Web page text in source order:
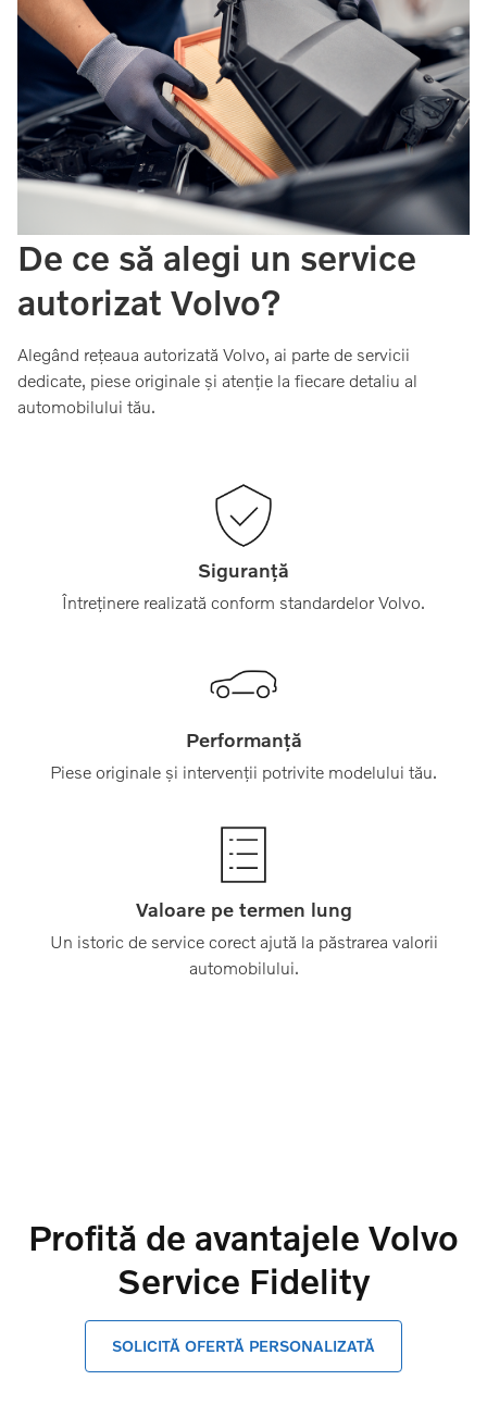
De ce să alegi un service
autorizat Volvo?
Alegând rețeaua autorizată Volvo, ai parte de servicii
dedicate, piese originale și atenție la fiecare detaliu al
automobilului tău.
Siguranță
Întreținere realizată conform standardelor Volvo.
Performanță
Piese originale și intervenții potrivite modelului tău.
Valoare pe termen lung
Un istoric de service corect ajută la păstrarea valorii
automobilului.
Profită de avantajele Volvo
Service Fidelity
SOLICITĂ OFERTĂ PERSONALIZATĂ